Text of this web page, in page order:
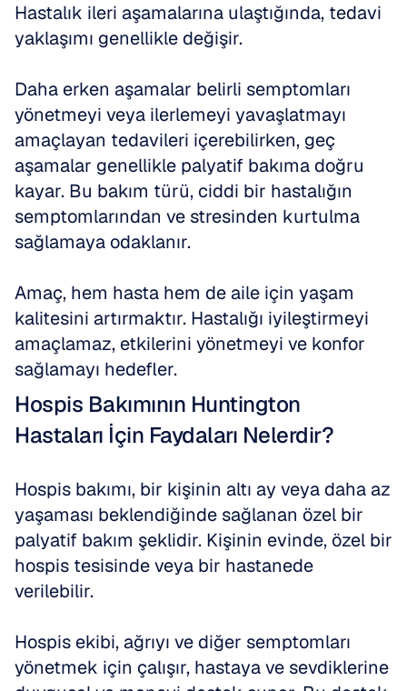
Hastalık ileri aşamalarına ulaştığında, tedavi
yaklaşımı genellikle değişir.
Daha erken aşamalar belirli semptomları
yönetmeyi veya ilerlemeyi yavaşlatmayı
amaçlayan tedavileri içerebilirken, geç
aşamalar genellikle palyatif bakıma doğru
kayar. Bu bakım türü, ciddi bir hastalığın
semptomlarından ve stresinden kurtulma
sağlamaya odaklanır.
Amaç, hem hasta hem de aile için yaşam
kalitesini artırmaktır. Hastalığı iyileştirmeyi
amaçlamaz, etkilerini yönetmeyi ve konfor
sağlamayı hedefler.
Hospis Bakımının Huntington
Hastaları İçin Faydaları Nelerdir?
Hospis bakımı, bir kişinin altı ay veya daha az
yaşaması beklendiğinde sağlanan özel bir
palyatif bakım şeklidir. Kişinin evinde, özel bir
hospis tesisinde veya bir hastanede
verilebilir.
Hospis ekibi, ağrıyı ve diğer semptomları
yönetmek için çalışır, hastaya ve sevdiklerine